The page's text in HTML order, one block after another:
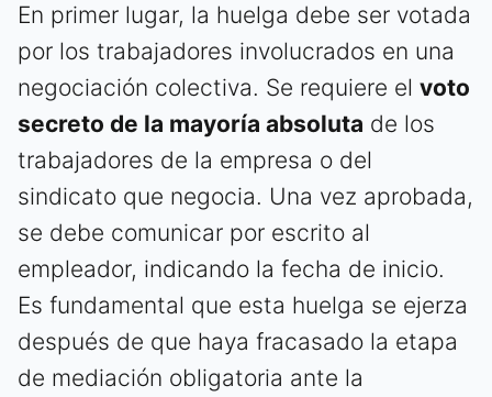
En primer lugar, la huelga debe ser votada
por los trabajadores involucrados en una
negociación colectiva. Se requiere el voto
secreto de la mayoría absoluta de los
trabajadores de la empresa o del
sindicato que negocia. Una vez aprobada,
se debe comunicar por escrito al
empleador, indicando la fecha de inicio.
Es fundamental que esta huelga se ejerza
después de que haya fracasado la etapa
de mediación obligatoria ante la